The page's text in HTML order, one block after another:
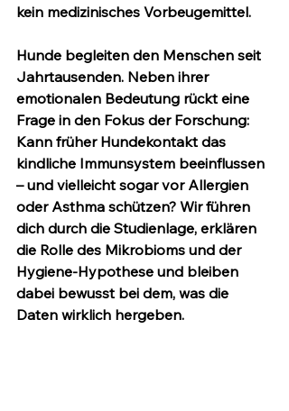
kein medizinisches Vorbeugemittel.
Hunde begleiten den Menschen seit
Jahrtausenden. Neben ihrer
emotionalen Bedeutung rückt eine
Frage in den Fokus der Forschung:
Kann früher Hundekontakt das
kindliche Immunsystem beeinflussen
– und vielleicht sogar vor Allergien
oder Asthma schützen? Wir führen
dich durch die Studienlage, erklären
die Rolle des Mikrobioms und der
Hygiene-Hypothese und bleiben
dabei bewusst bei dem, was die
Daten wirklich hergeben.